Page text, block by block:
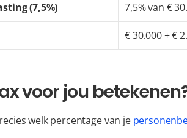
(7,5%) 7,5% van €
€ 30.000 + €
voor jou
welk percentage van je